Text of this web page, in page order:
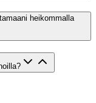
heikommalla